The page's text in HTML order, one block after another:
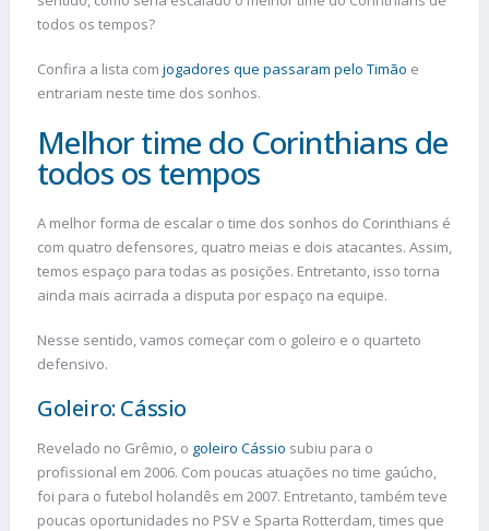
todos os tempos?
Confira a lista com jogadores que passaram pelo Timão e
entrariam neste time dos sonhos.
Melhor time do Corinthians de
todos os tempos
A melhor forma de escalar o time dos sonhos do Corinthians é
com quatro defensores, quatro meias e dois atacantes. Assim,
temos espaço para todas as posições. Entretanto, isso torna
ainda mais acirrada a disputa por espaço na equipe.
Nesse sentido, vamos começar com o goleiro e o quarteto
defensivo.
Goleiro: Cássio
Revelado no Grêmio, o goleiro Cássio subiu para o
profissional em 2006. Com poucas atuações no time gaúcho,
foi para o futebol holandês em 2007. Entretanto, também teve
poucas oportunidades no PSV e Sparta Rotterdam, times que